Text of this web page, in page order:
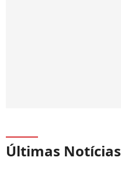
Últimas Notícias